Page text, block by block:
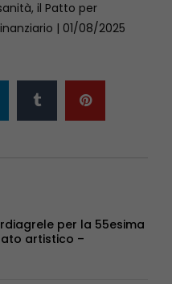
il Patto per
| 01/08/2025
per la 55esima
artistico –